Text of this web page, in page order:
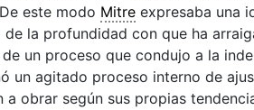
este modo Mitre expresaba una
de la profundidad con que ha
un proceso que condujo a la
un agitado proceso interno de
a obrar según sus propias